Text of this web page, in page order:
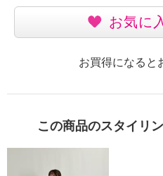
お気に
お買得になると
この商品のスタイリ